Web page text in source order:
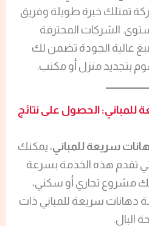
تمتلك خبرة طويلة وفريق
الشركات المحترفة
عالية الجودة تضمن لك
بتجديد منزل أو مكتب.
الحصول على نتائج
سريعة للمباني، يمكنك
تقدم هذه الخدمة بسرعة
مشروع تجاري أو سكني،
دهانات سريعة للمباني ذات
البال.